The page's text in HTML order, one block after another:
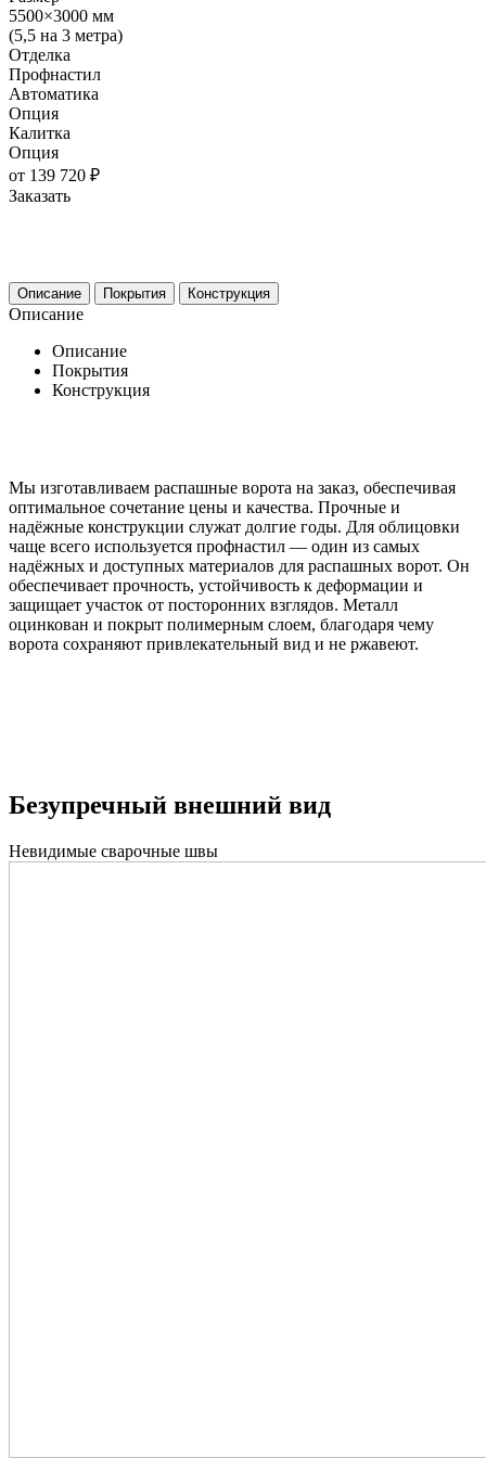
5500×3000 мм
(5,5 на 3 метра)
Отделка
Профнастил
Автоматика
Опция
Калитка
Опция
от 139 720 ₽
Заказать
Описание Покрытия Конструкция
Описание
Описание
Покрытия
Конструкция
Мы изготавливаем распашные ворота на заказ, обеспечивая
оптимальное сочетание цены и качества. Прочные и
надёжные конструкции служат долгие годы. Для облицовки
чаще всего используется профнастил — один из самых
надёжных и доступных материалов для распашных ворот. Он
обеспечивает прочность, устойчивость к деформации и
защищает участок от посторонних взглядов. Металл
оцинкован и покрыт полимерным слоем, благодаря чему
ворота сохраняют привлекательный вид и не ржавеют.
Безупречный внешний вид
Невидимые сварочные швы